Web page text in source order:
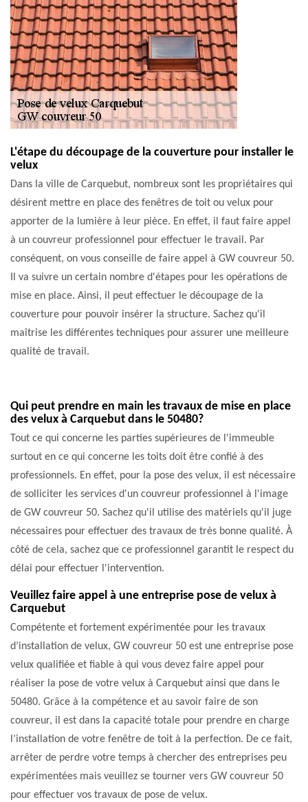
L'étape du découpage de la couverture pour installer le
velux
Dans la ville de Carquebut, nombreux sont les propriétaires qui
désirent mettre en place des fenêtres de toit ou velux pour
apporter de la lumière à leur pièce. En effet, il faut faire appel
à un couvreur professionnel pour effectuer le travail. Par
conséquent, on vous conseille de faire appel à GW couvreur 50.
Il va suivre un certain nombre d'étapes pour les opérations de
mise en place. Ainsi, il peut effectuer le découpage de la
couverture pour pouvoir insérer la structure. Sachez qu'il
maîtrise les différentes techniques pour assurer une meilleure
qualité de travail.
Qui peut prendre en main les travaux de mise en place
des velux à Carquebut dans le 50480?
Tout ce qui concerne les parties supérieures de l'immeuble
surtout en ce qui concerne les toits doit être confié à des
professionnels. En effet, pour la pose des velux, il est nécessaire
de solliciter les services d'un couvreur professionnel à l'image
de GW couvreur 50. Sachez qu'il utilise des matériels qu'il juge
nécessaires pour effectuer des travaux de très bonne qualité. À
côté de cela, sachez que ce professionnel garantit le respect du
délai pour effectuer l'intervention.
Veuillez faire appel à une entreprise pose de velux à
Carquebut
Compétente et fortement expérimentée pour les travaux
d’installation de velux, GW couvreur 50 est une entreprise pose
velux qualifiée et fiable à qui vous devez faire appel pour
réaliser la pose de votre velux à Carquebut ainsi que dans le
50480. Grâce à la compétence et au savoir faire de son
couvreur, il est dans la capacité totale pour prendre en charge
l’installation de votre fenêtre de toit à la perfection. De ce fait,
arrêter de perdre votre temps à chercher des entreprises peu
expérimentées mais veuillez se tourner vers GW couvreur 50
pour effectuer vos travaux de pose de velux.